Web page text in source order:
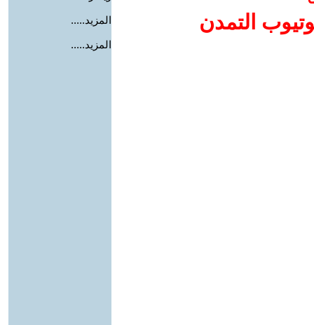
التمدن
المزيد.....
المزيد.....